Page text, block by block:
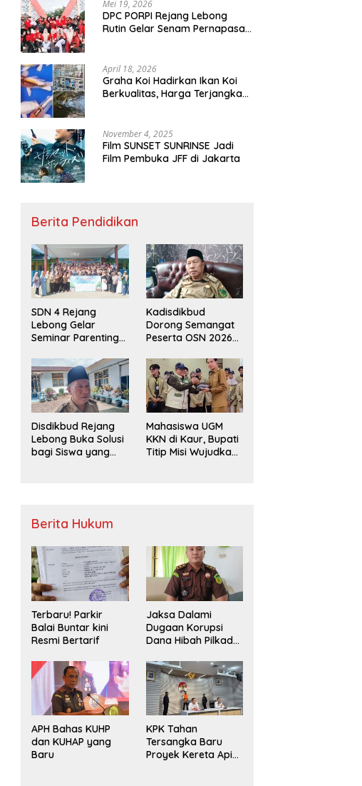
Mei 19, 2026
DPC PORPI Rejang Lebong
Rutin Gelar Senam Pernapasan
April 18, 2026
Graha Koi Hadirkan Ikan Koi
Berkualitas, Harga Terjangkau
November 4, 2025
Film SUNSET SUNRINSE Jadi
Film Pembuka JFF di Jakarta
Berita Pendidikan
SDN 4 Rejang
Lebong Gelar
Seminar Parenting
Bullying,
Kadisdikbud: Patut
Jadi Contoh
Kadisdikbud
Dorong Semangat
Peserta OSN 2026
Disdikbud Rejang
Lebong Buka Solusi
bagi Siswa yang
Mahasiswa UGM
KKN di Kaur, Bupati
Titip Misi Wujudkan
Berita Hukum
Terbaru! Parkir
Balai Buntar kini
Resmi Bertarif
Jaksa Dalami
Dugaan Korupsi
Dana Hibah Pilkada
Kaur
APH Bahas KUHP
dan KUHAP yang
Baru
KPK Tahan
Tersangka Baru
Proyek Kereta Api